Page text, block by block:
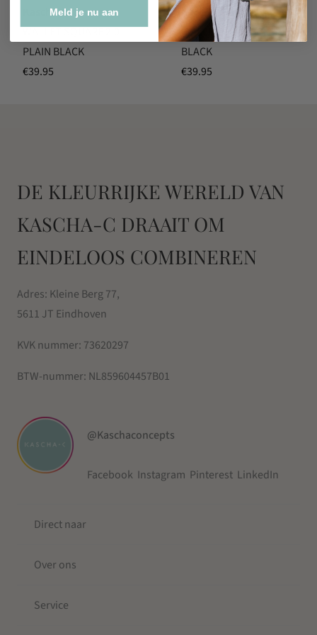
Kascha-C
WALLET SQUARE 2.0
PLAIN BLACK
€39.95
Kascha-C
WALLET HEART PLAIN
BLACK
€39.95
DE KLEURRIJKE WERELD VAN
KASCHA-C DRAAIT OM
EINDELOOS COMBINEREN
Adres: Kleine Berg 77,
5611 JT Eindhoven
KVK nummer: 73620297
BTW-nummer: NL859604457B01
@Kaschaconcepts
Facebook Instagram Pinterest LinkedIn
Direct naar
Over ons
Service
Meld je nu aan